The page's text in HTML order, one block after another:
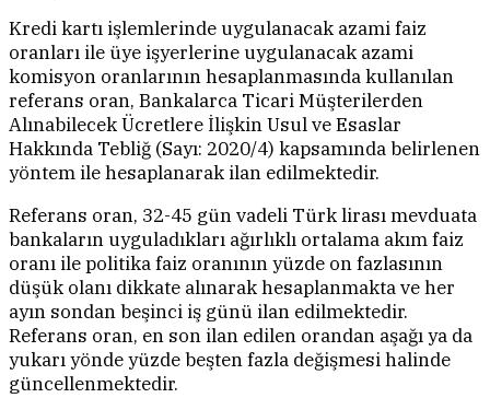
Kredi kartı işlemlerinde uygulanacak azami faiz
oranları ile üye işyerlerine uygulanacak azami
komisyon oranlarının hesaplanmasında kullanılan
referans oran, Bankalarca Ticari Müşterilerden
Alınabilecek Ücretlere İlişkin Usul ve Esaslar
Hakkında Tebliğ (Sayı: 2020/4) kapsamında belirlenen
yöntem ile hesaplanarak ilan edilmektedir.
Referans oran, 32-45 gün vadeli Türk lirası mevduata
bankaların uyguladıkları ağırlıklı ortalama akım faiz
oranı ile politika faiz oranının yüzde on fazlasının
düşük olanı dikkate alınarak hesaplanmakta ve her
ayın sondan beşinci iş günü ilan edilmektedir.
Referans oran, en son ilan edilen orandan aşağı ya da
yukarı yönde yüzde beşten fazla değişmesi halinde
güncellenmektedir.